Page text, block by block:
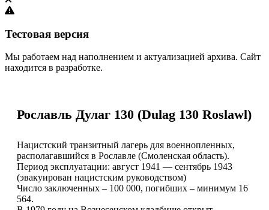
Тестовая версия
Мы работаем над наполнением и актуализацией архива. Сайт
находится в разработке.
Рославль Дулаг 130 (Dulag 130 Roslawl)
Нацистский транзитный лагерь для военнопленных,
располагавшийся в Рославле (Смоленская область).
Период эксплуатации: август 1941 — сентябрь 1943
(эвакуирован нацистским руководством)
Число заключенных – 100 000, погибших – минимум 16
564.